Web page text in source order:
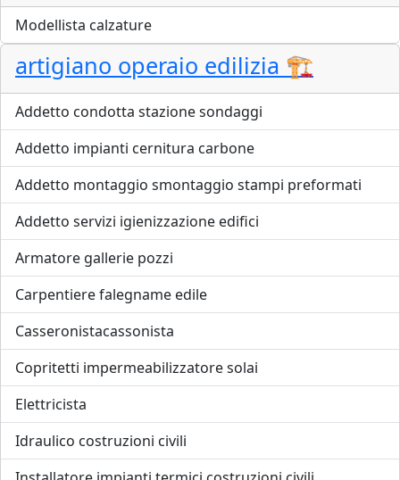
Modellista calzature
artigiano operaio edilizia 🏗️
Addetto condotta stazione sondaggi
Addetto impianti cernitura carbone
Addetto montaggio smontaggio stampi preformati
Addetto servizi igienizzazione edifici
Armatore gallerie pozzi
Carpentiere falegname edile
Casseronistacassonista
Copritetti impermeabilizzatore solai
Elettricista
Idraulico costruzioni civili